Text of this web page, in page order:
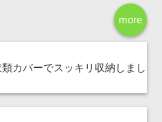
more
カバーでスッキリ収納しまし